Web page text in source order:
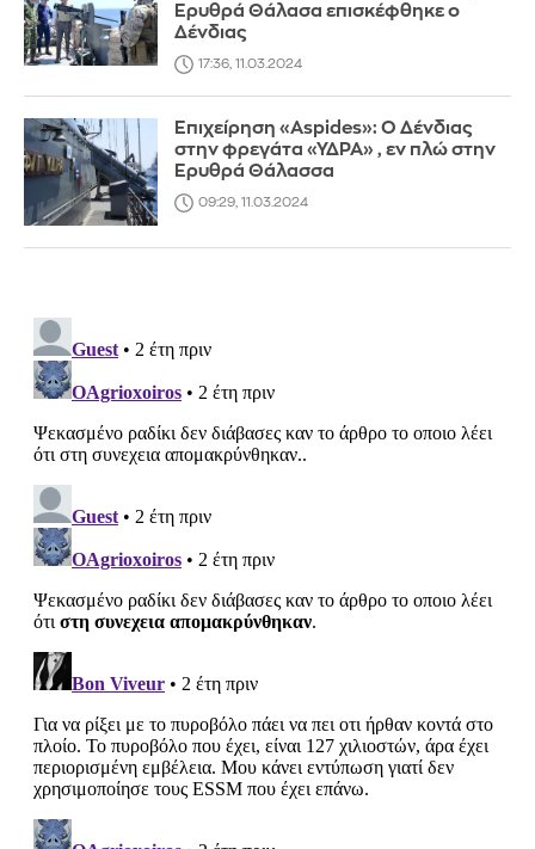
Ερυθρά Θάλασα επισκέφθηκε ο
Δένδιας
17:36, 11.03.2024
Επιχείρηση «Aspides»: Ο Δένδιας
στην φρεγάτα «ΥΔΡΑ» , εν πλώ στην
Ερυθρά Θάλασσα
09:29, 11.03.2024